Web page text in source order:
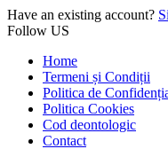
Have an existing account?
Follow US
Home
Termeni și Condiții
Politica de
Politica Cookies
Cod deontologic
Contact